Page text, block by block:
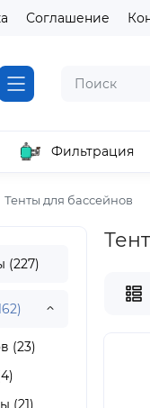
Соглашение
Фильтрация
Тенты для бассейнов
(227)
(23)
(21)